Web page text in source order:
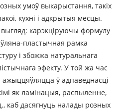
умоў выкарыстання, такіх
кухні і адкрытыя месцы.
карэкціруючы формулу
пластычная рамка
і збожжа натуральнага
эфекту. У той жа час
ў адпаведнасці
як ламінацыя, распыленне,
каб дасягнуць налады розных